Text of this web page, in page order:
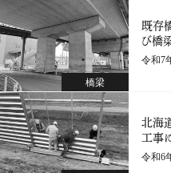
橋梁
既存
び橋
令和7
北海
工事
令和6